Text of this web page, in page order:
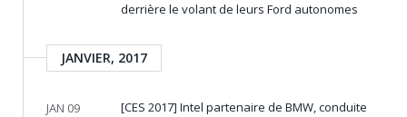
derrière le volant de leurs Ford autonomes
JANVIER, 2017
JAN 09
[CES 2017] Intel partenaire de BMW, conduite